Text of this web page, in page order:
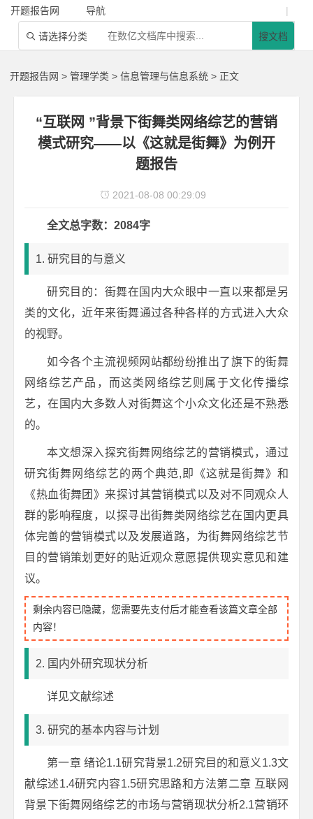
开题报告网 导航 |
 请选择分类 搜文档
开题报告网 >管理学类 >信息管理与信息系统 > 正文
“互联网 ”背景下街舞类网络综艺的营销
模式研究——以《这就是街舞》为例开
题报告
 2021-08-08 00:29:09
全文总字数：2084字
1. 研究目的与意义
研究目的：街舞在国内大众眼中一直以来都是另
类的文化，近年来街舞通过各种各样的方式进入大众
的视野。
如今各个主流视频网站都纷纷推出了旗下的街舞
网络综艺产品，而这类网络综艺则属于文化传播综
艺，在国内大多数人对街舞这个小众文化还是不熟悉
的。
本文想深入探究街舞网络综艺的营销模式，通过
研究街舞网络综艺的两个典范,即《这就是街舞》和
《热血街舞团》来探讨其营销模式以及对不同观众人
群的影响程度，以探寻出街舞类网络综艺在国内更具
体完善的营销模式以及发展道路，为街舞网络综艺节
目的营销策划更好的贴近观众意愿提供现实意见和建
议。
剩余内容已隐藏，您需要先支付后才能查看该篇文章全部
内容！
2. 国内外研究现状分析
详见文献综述
3. 研究的基本内容与计划
第一章 绪论1.1研究背景1.2研究目的和意义1.3文
献综述1.4研究内容1.5研究思路和方法第二章 互联网
背景下街舞网络综艺的市场与营销现状分析2.1营销环